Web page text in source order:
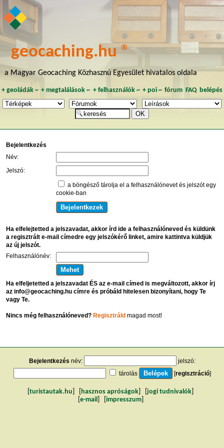
geocaching.hu ®
a Magyar Geocaching Közhasznú Egyesület hivatalos oldala
+ geoládák~ +megtalálások ~ + felhasználók~ + poi~ fórum FAQ belépés
Bejelentkezés
Név:
Jelszó:
a böngésző tárolja el a felhasználónevet és jelszót egy
cookie-ban
Ha elfelejtetted a jelszavadat, akkor írd ide a felhasználóneved és küldünk
a regisztrált e-mail címedre egy jelszókérő linket, amire kattintva küldjük
az új jelszót.
Felhasználónév:
Ha elfeljetetted a jelszavadat ÉS az e-mail címed is megváltozott, akkor írj
az info@geocaching.hu címre és próbáld hitelesen bizonyítani, hogy Te
vagy Te.
Nincs még felhasználóneved? Regisztráldmagad most!
Bejelentkezés név:
jelszó:
tárolás
[regisztráció]
turistautak.hu hasznos apróságok jogi tudnivalók
e-mail impresszum]